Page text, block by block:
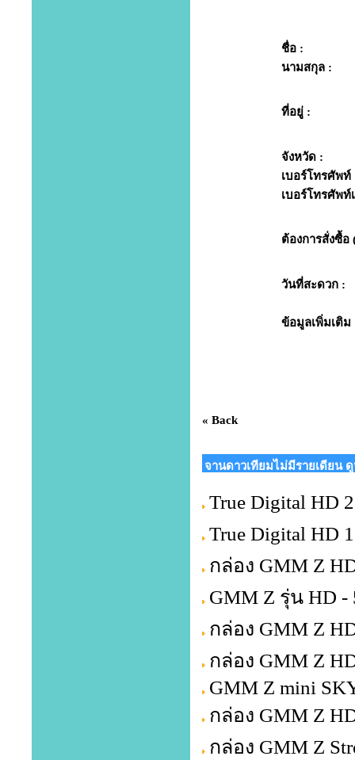
ชื่อ :
นามสกุล :
ที่อยู่ :
จังหวัด :
เบอร์โทรศัพท์
เบอร์โทรศัพท์
ต้องการสั่งซื้
วันที่สะดวก :
ข้อมูลเพิ่มเติม
« Back
จานดาวเทียมไม่มีรายเดียน
True Digital HD
True Digital HD
กล่อง GMM Z
GMM Z รุ่น HD -
กล่อง GMM Z
กล่อง GMM Z
GMM Z mini
กล่อง GMM Z
กล่อง GMM Z